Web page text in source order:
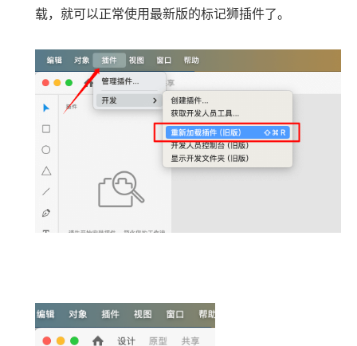
载，就可以正常使用最新版的标记狮插件了。